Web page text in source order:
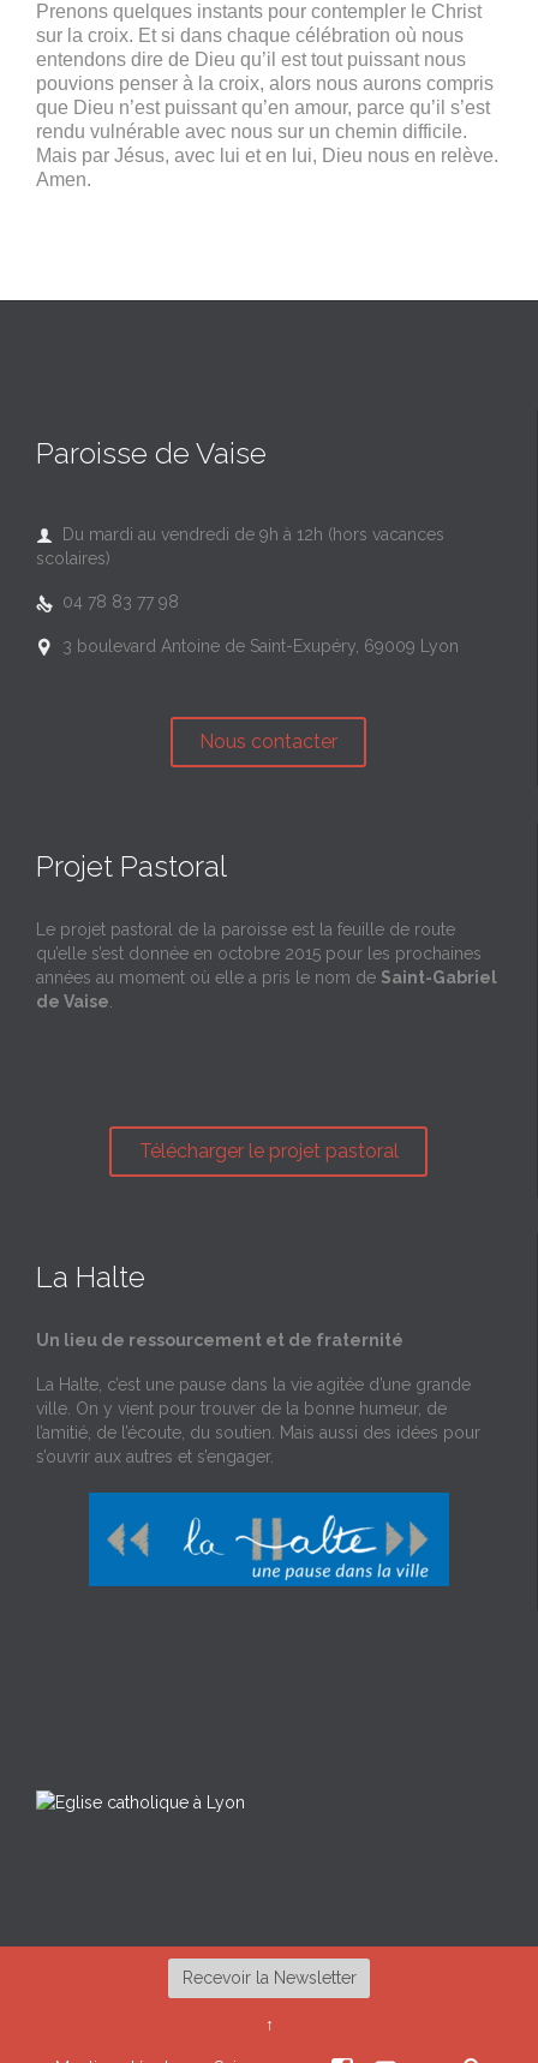
Prenons quelques instants pour contempler le Christ
sur la croix. Et si dans chaque célébration où nous
entendons dire de Dieu qu’il est tout puissant nous
pouvions penser à la croix, alors nous aurons compris
que Dieu n’est puissant qu’en amour, parce qu’il s’est
rendu vulnérable avec nous sur un chemin difficile.
Mais par Jésus, avec lui et en lui, Dieu nous en relève.
Amen.
Paroisse de Vaise

Du mardi au vendredi de 9h à 12h (hors vacances
scolaires)
 04 78 83 77 98
 3 boulevard Antoine de Saint-Exupéry, 69009 Lyon
Nous contacter
Projet Pastoral
Le projet pastoral de la paroisse est la feuille de route
qu’elle s’est donnée en octobre 2015 pour les prochaines
années au moment où elle a pris le nom de Saint-Gabriel
de Vaise.
Télécharger le projet pastoral
La Halte
Un lieu de ressourcement et de fraternité
La Halte, c’est une pause dans la vie agitée d’une grande
ville. On y vient pour trouver de la bonne humeur, de
l’amitié, de l’écoute, du soutien. Mais aussi des idées pour
s’ouvrir aux autres et s’engager.
Recevoir la Newsletter
↑